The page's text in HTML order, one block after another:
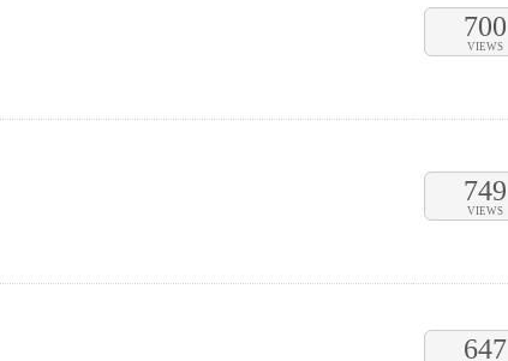
700
VIEWS
749
VIEWS
647